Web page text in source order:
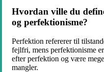
Hvordan ville du
og perfektionisme?
Perfektion refererer til
fejlfri, mens perfektionisme
efter perfektion og være
mangler.